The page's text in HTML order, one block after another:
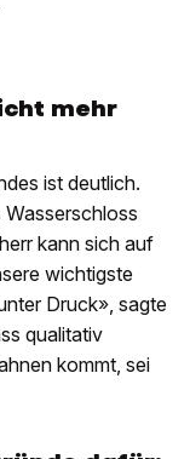
mehr
ist deutlich.
kann sich auf
wichtigste
Druck», sagte
qualitativ
kommt, sei